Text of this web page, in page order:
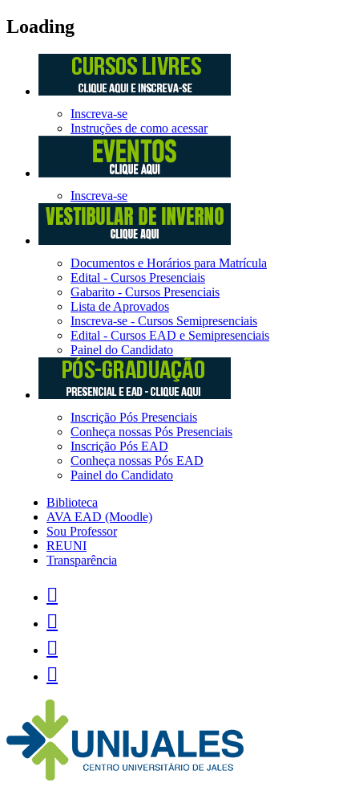
Loading
Inscreva-se
Instruções de como acessar
Inscreva-se
Documentos e Horários para Matrícula
Edital - Cursos Presenciais
Gabarito - Cursos Presenciais
Lista de Aprovados
Inscreva-se - Cursos Semipresenciais
Edital - Cursos EAD e Semipresenciais
Painel do Candidato
Inscrição Pós Presenciais
Conheça nossas Pós Presenciais
Inscrição Pós EAD
Conheça nossas Pós EAD
Painel do Candidato
Biblioteca
AVA EAD (Moodle)
Sou Professor
REUNI
Transparência



